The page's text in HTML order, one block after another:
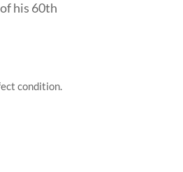
his 60th
condition.